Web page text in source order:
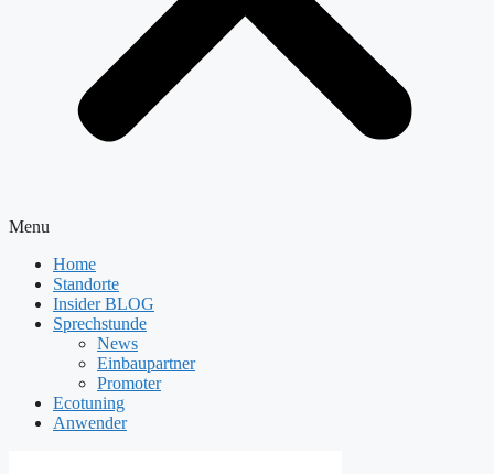
Menu
Home
Standorte
Insider BLOG
Sprechstunde
News
Einbaupartner
Promoter
Ecotuning
Anwender